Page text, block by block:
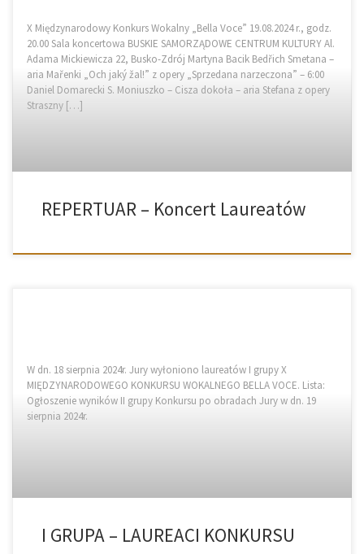
X Międzynarodowy Konkurs Wokalny „Bella Voce” 19.08.2024 r., godz.
20.00 Sala koncertowa BUSKIE SAMORZĄDOWE CENTRUM KULTURY Al.
Adama Mickiewicza 22, Busko-Zdrój Martyna Bacik Bedřich Smetana –
aria Mařenki „Och jaký žal!” z opery „Sprzedana narzeczona” – 6:00
Daniel Domarecki S. Moniuszko – Cisza dokoła – aria Stefana z opery
Straszny […]
REPERTUAR – Koncert Laureatów
W dn. 18 sierpnia 2024r. Jury wyłoniono laureatów I grupy X
MIĘDZYNARODOWEGO KONKURSU WOKALNEGO BELLA VOCE. Lista:
Ogłoszenie wyników II grupy Konkursu po obradach Jury w dn. 19
sierpnia 2024r.
I GRUPA – LAUREACI KONKURSU